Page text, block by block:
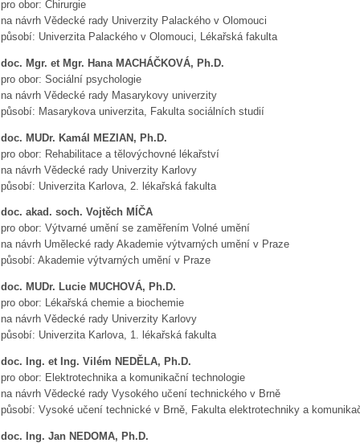
pro obor: Chirurgie
na návrh Vědecké rady Univerzity Palackého v Olomouci
působí: Univerzita Palackého v Olomouci, Lékařská fakulta
doc. Mgr. et Mgr. Hana MACHÁČKOVÁ, Ph.D.
pro obor: Sociální psychologie
na návrh Vědecké rady Masarykovy univerzity
působí: Masarykova univerzita, Fakulta sociálních studií
doc. MUDr. Kamál MEZIAN, Ph.D.
pro obor: Rehabilitace a tělovýchovné lékařství
na návrh Vědecké rady Univerzity Karlovy
působí: Univerzita Karlova, 2. lékařská fakulta
doc. akad. soch. Vojtěch MÍČA
pro obor: Výtvarné umění se zaměřením Volné umění
na návrh Umělecké rady Akademie výtvarných umění v Praze
působí: Akademie výtvarných umění v Praze
doc. MUDr. Lucie MUCHOVÁ, Ph.D.
pro obor: Lékařská chemie a biochemie
na návrh Vědecké rady Univerzity Karlovy
působí: Univerzita Karlova, 1. lékařská fakulta
doc. Ing. et Ing. Vilém NEDĚLA, Ph.D.
pro obor: Elektrotechnika a komunikační technologie
na návrh Vědecké rady Vysokého učení technického v Brně
působí: Vysoké učení technické v Brně, Fakulta elektrotechniky a
doc. Ing. Jan NEDOMA, Ph.D.